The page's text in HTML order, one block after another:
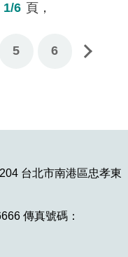
1/6 頁，
5 6
台北市南港區忠孝東
傳真號碼：